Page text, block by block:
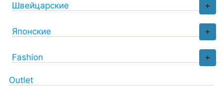
+
Швейцарские
+
Японские
+
Fashion
Outlet